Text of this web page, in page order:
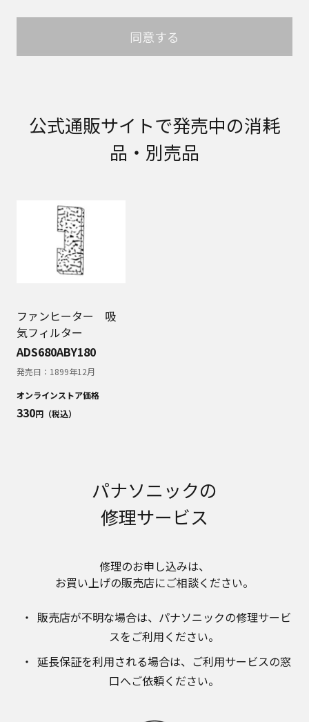
めご了承ください。
本ウェブサイトに公開されている取扱説明書の対
象商品が生産中止などの理由でご購入できない場
のお取り扱いについて。パナソニック株式会社お
内容を、ご相談への対応や修理、その確認などの
に提供しません。お問い合わせは、ご相談された
窓口にご連絡ください。
なお、本ウェブサイトに公開されている取扱説明
書は、原則として商品が発売された当初のものを
掲載しています。したがいまして、会社名やお客
いる説明書の記載内容と、お客様がお持ちの商品
の仕様がその後のマイナーチェンジにより、異な
いる取扱説明書の内容とお手持ちの商品の仕様に
相違がある場合は、ご購入店、お近くの当社商品
合わせください。また、商品に同梱される取扱説
明書が改訂されている場合、当社の選択により、
修正・更新するものではありません。
商品には、取扱説明書を補足する操作ガイドなど
の印刷物が同梱されていることがありますが、本
安全上のご注意
商品ご使用時の安全上のご注意については、取扱
ご提供しておりますが、本ウェブサイトでは別紙
にて提供している情報は公開しておりません。
取扱説明書中に記載する安全上のご注意は、法的
規制などの変化に応じて変更する場合がありま
す。お手持ちの商品に関し、本ウェブサイトに公
同意する
公式通販サイトで発売中の消耗
品・別売品
ファンヒーター 吸
気フィルター
ADS680ABY180
発売日： 1899年12月
オンラインストア価格
330円（税込）
パナソニックの
修理サービス
修理のお申し込みは、​
お買い上げの販売店にご相談ください。​
販売店が不明な場合は、​パナソニックの修理サービ
スをご利用ください。​
延長保証を利用される場合は、​ご利用サービスの窓
口へご依頼ください。